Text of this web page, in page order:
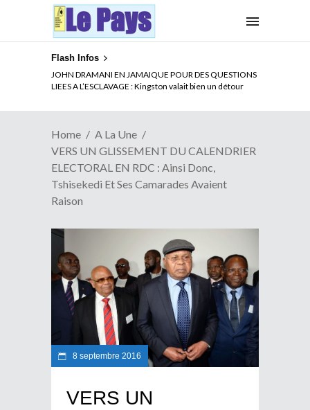
Flash Infos
ELECTION DE TALON A LA TETE DU SENAT BENINOIS :
Quand Patrice quitte le pouvoir sans partir !
Home
A La Une
VERS UN GLISSEMENT DU CALENDRIER
ELECTORAL EN RDC : Ainsi Donc,
Tshisekedi Et Ses Camarades Avaient
Raison
8 septembre 2016
VERS UN